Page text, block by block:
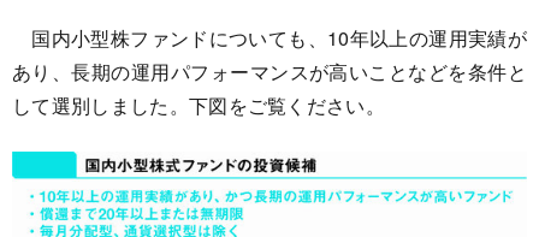
国内小型株ファンドについても、10年以上の運用実績が
あり、長期の運用パフォーマンスが高いことなどを条件と
して選別しました。下図をご覧ください。